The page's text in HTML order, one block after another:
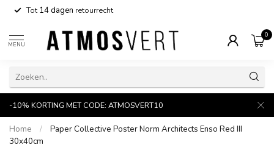
Tot14 dagen retourrecht
MENU
0
-10% KORTING MET CODE: ATMOSVERT10
Home /
Paper Collective Poster Norm Architects Enso Red III
30x40cm